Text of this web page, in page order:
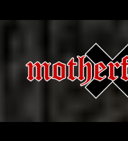
TO
ff
i
c